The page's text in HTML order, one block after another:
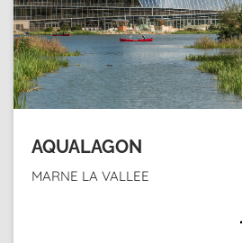
AQUALAGON
MARNE LA VALLEE